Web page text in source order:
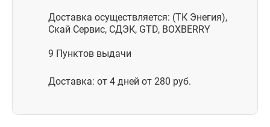
Доставка осуществляется: (ТК Энегия),
Скай Сервис, СДЭК, GTD, BOXBERRY
9 Пунктов выдачи
Доставка: от 4 дней от 280 руб.